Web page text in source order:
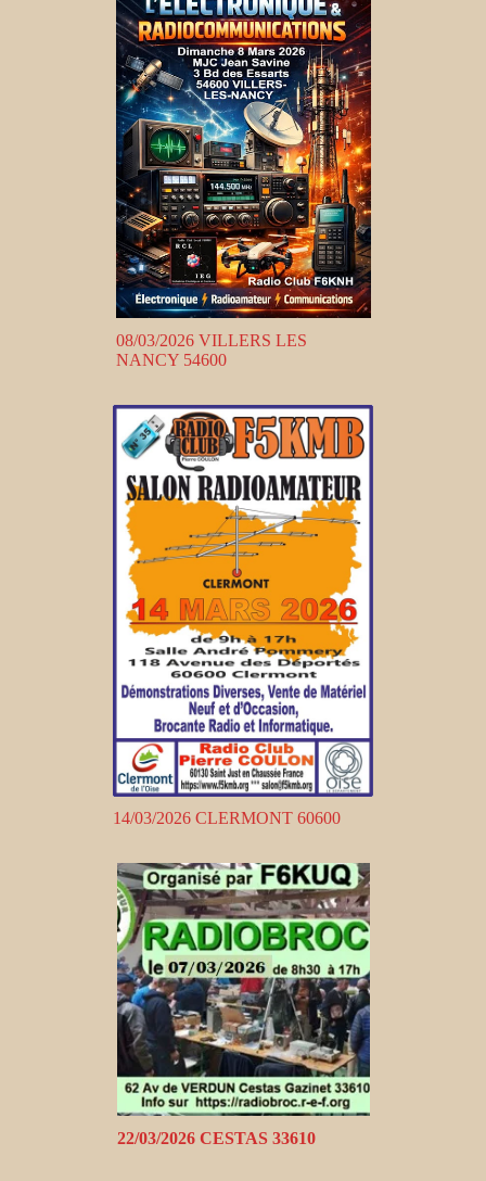
08/03/2026 VILLERS LES
NANCY 54600
14/03/2026 CLERMONT 60600
22/03/2026 CESTAS 33610